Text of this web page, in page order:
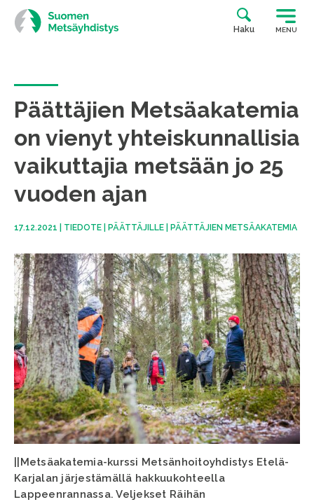
Siirry
suoraan
sisältöön
Haku MENU
Päättäjien Metsäakatemia
on vienyt yhteiskunnallisia
vaikuttajia metsään jo 25
vuoden ajan
17.12.2021 TIEDOTE PÄÄTTÄJILLE PÄÄTTÄJIEN METSÄAKATEMIA
||Metsäakatemia-kurssi Metsänhoitoyhdistys Etelä-
Karjalan järjestämällä hakkuukohteella
Lappeenrannassa. Veljekset Räihän